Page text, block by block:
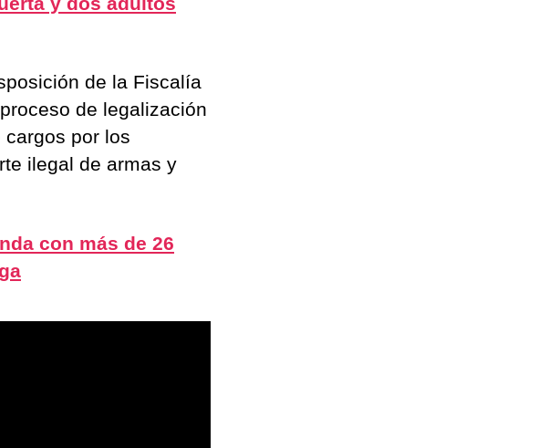
de la Fiscalía
de legalización
por los
ilegal de armas y
con más de 26